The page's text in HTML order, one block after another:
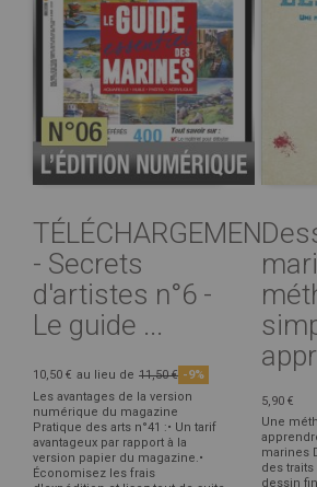
TÉLÉCHARGEMENT
- Secrets
d'artistes n°6 -
Le guide ...
10,50 € au lieu de 11,50 € -9%
Les avantages de la version
numérique du magazine
Pratique des arts n°41 :• Un tarif
avantageux par rapport à la
version papier du magazine.•
Économisez les frais
5,90 €
Une
marines
des
dessin